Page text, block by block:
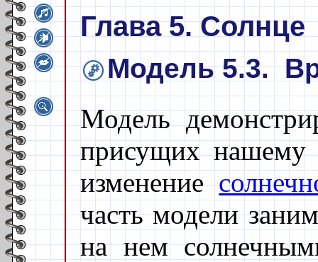
Глава 5. Солнце
Модель 5.3.
Модель
присущих нашему
изменение
часть модели
на нем